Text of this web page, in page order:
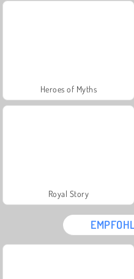
Heroes of Myths
Royal Story